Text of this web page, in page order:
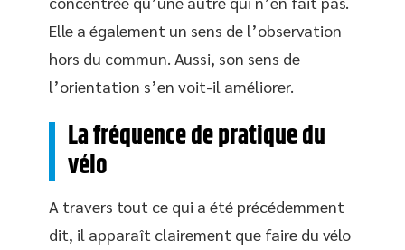
Elle a également un sens de l’observation
hors du commun. Aussi, son sens de
l’orientation s’en voit-il améliorer.
La fréquence de pratique du
vélo
A travers tout ce qui a été précédemment
dit, il apparaît clairement que faire du vélo